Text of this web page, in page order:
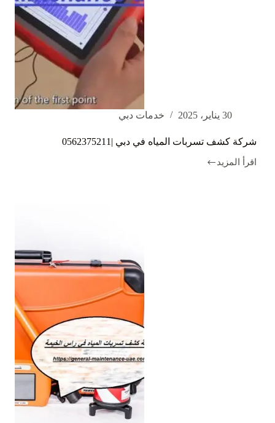
30 يناير، 2025 خدمات دبي
شركة كشف تسربات المياه في دبي |0562375211
اقرأ المزيد
شركة